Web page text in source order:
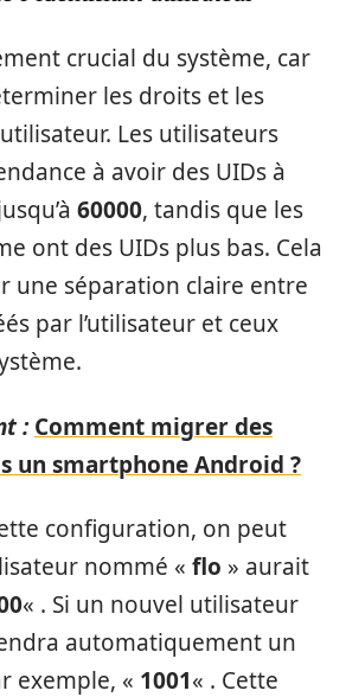
crucial du système, car
les droits et les
Les utilisateurs
à avoir des UIDs à
60000, tandis que les
ont des UIDs plus bas. Cela
une séparation claire entre
par l’utilisateur et ceux
: Comment migrer des
un smartphone Android ?
configuration, on peut
nommé « flo » aurait
« . Si un nouvel utilisateur
automatiquement un
exemple, « 1001« . Cette